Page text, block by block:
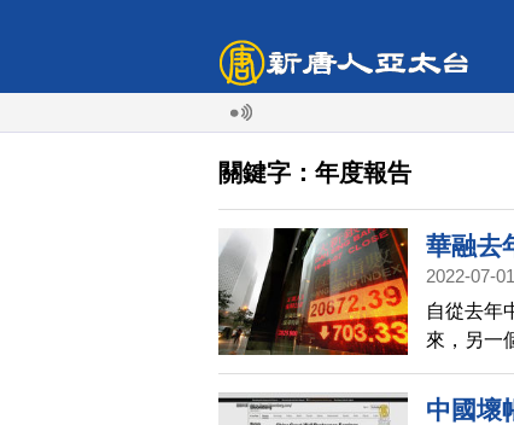
關鍵字：年度報告
華融去
2022-07-
自從去年
來，另一
報，6月
引發投資
中國壞